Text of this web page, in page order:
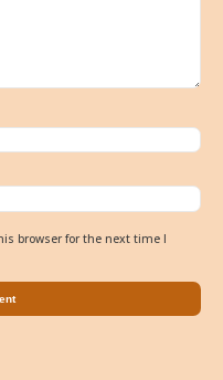
browser for the next time I